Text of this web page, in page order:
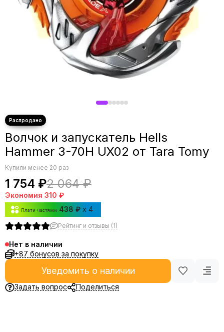
Волчок и запускатель Hells
Hammer 3-70H UX02 от Tara Tomy
Купили менее 20 раз
1 754 ₽2 064 ₽
Экономия 310 ₽
Плати частями 438 ₽ x 4
Рейтинг и отзывы (1)
Нет в наличии
+87 бонусов за покупку
Уведомить о наличии
Задать вопрос Поделиться